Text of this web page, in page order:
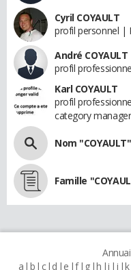
Cyril COYAULT
profil personnel |
André COYAULT
profil
Karl COYAULT
profil
category manager
Nom "COYAULT"
Famille
a b c d e f g h i j k